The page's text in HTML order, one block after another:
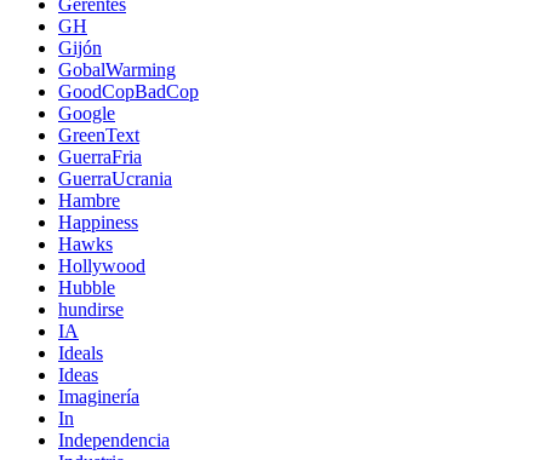
Gerentes
GH
Gijón
GobalWarming
GoodCopBadCop
Google
GreenText
GuerraFria
GuerraUcrania
Hambre
Happiness
Hawks
Hollywood
Hubble
hundirse
IA
Ideals
Ideas
Imaginería
In
Independencia